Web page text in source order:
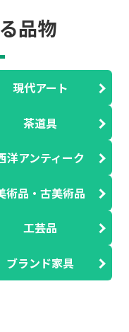
品物
現代アート
茶道具
洋アンティーク
術品・古美術品
工芸品
ブランド家具